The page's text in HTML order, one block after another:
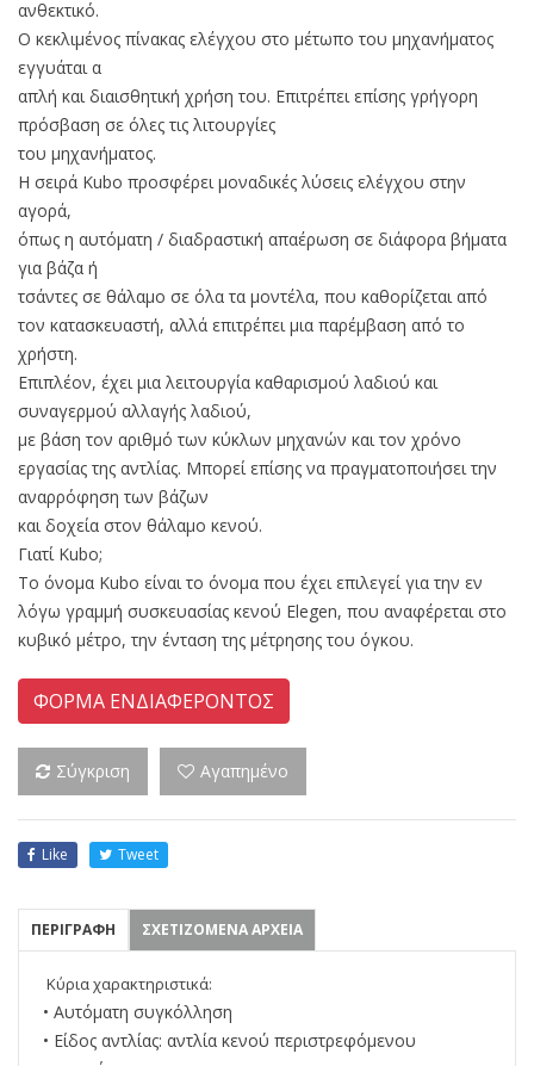
ανθεκτικό.
Ο κεκλιμένος πίνακας ελέγχου στο μέτωπο του μηχανήματος
εγγυάται α
απλή και διαισθητική χρήση του. Επιτρέπει επίσης γρήγορη
πρόσβαση σε όλες τις λιτουργίες
του μηχανήματος.
Η σειρά Kubo προσφέρει μοναδικές λύσεις ελέγχου στην
αγορά,
όπως η αυτόματη / διαδραστική απαέρωση σε διάφορα βήματα
για βάζα ή
τσάντες σε θάλαμο σε όλα τα μοντέλα, που καθορίζεται από
τον κατασκευαστή, αλλά επιτρέπει μια παρέμβαση από το
χρήστη.
Επιπλέον, έχει μια λειτουργία καθαρισμού λαδιού και
συναγερμού αλλαγής λαδιού,
με βάση τον αριθμό των κύκλων μηχανών και τον χρόνο
εργασίας της αντλίας. Μπορεί επίσης να πραγματοποιήσει την
αναρρόφηση των βάζων
και δοχεία στον θάλαμο κενού.
Γιατί Kubo;
Το όνομα Kubo είναι το όνομα που έχει επιλεγεί για την εν
λόγω γραμμή συσκευασίας κενού Elegen, που αναφέρεται στο
κυβικό μέτρο, την ένταση της μέτρησης του όγκου.
ΦΟΡΜΑ ΕΝΔΙΑΦΕΡΟΝΤΟΣ
Σύγκριση Αγαπημένο
Like Tweet
ΠΕΡΙΓΡΑΦΗ ΣΧΕΤΙΖΟΜΕΝΑ ΑΡΧΕΙΑ
Κύρια χαρακτηριστικά:
• Αυτόματη συγκόλληση
• Είδος αντλίας: αντλία κενού περιστρεφόμενου